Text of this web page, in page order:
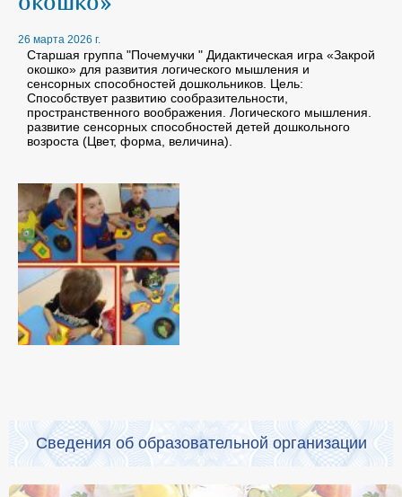
26 марта 2026 г.
Старшая группа "Почемучки " Дидактическая игра «Закрой
окошко» для развития логического мышления и
сенсорных способностей дошкольников. Цель:
Способствует развитию сообразительности,
пространственного воображения. Логического мышления.
развитие сенсорных способностей детей дошкольного
возроста (Цвет, форма, величина).
Сведения об образовательной организации